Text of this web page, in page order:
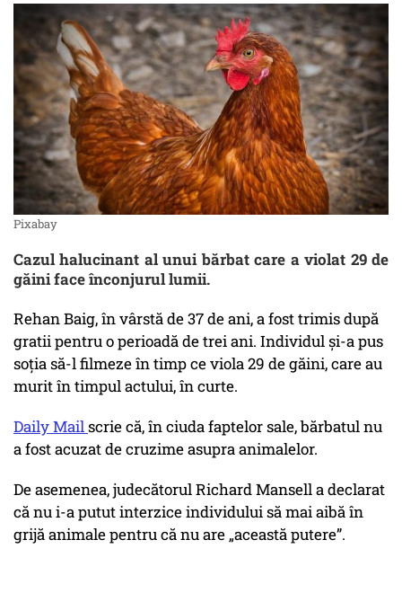
Pixabay
Cazul halucinant al unui bărbat care a violat 29 de
găini face înconjurul lumii.
Rehan Baig, în vârstă de 37 de ani, a fost trimis după
gratii pentru o perioadă de trei ani. Individul și-a pus
soția să-l filmeze în timp ce viola 29 de găini, care au
murit în timpul actului, în curte.
Daily Mailscrie că, în ciuda faptelor sale, bărbatul nu
a fost acuzat de cruzime asupra animalelor.
De asemenea, judecătorul Richard Mansell a declarat
că nu i-a putut interzice individului să mai aibă în
grijă animale pentru că nu are „această putere”.